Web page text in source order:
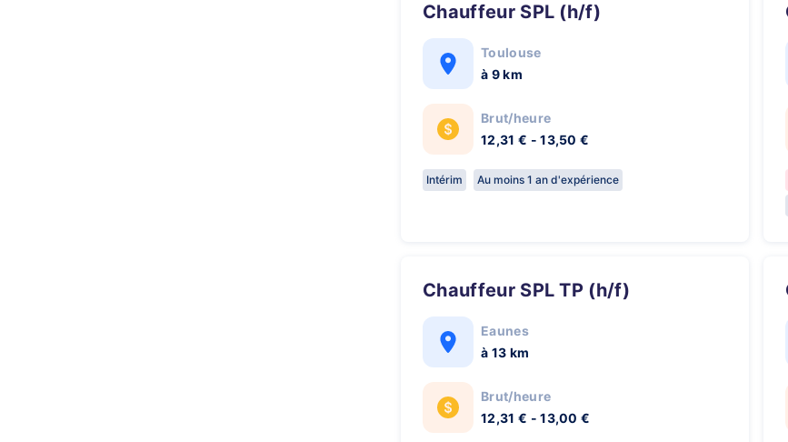
Chauffeur SPL (h/f)
Toulouse
à 9 km
Brut/heure
12,31 € - 13,50 €
Intérim Au moins 1 an d'expérience
Chauffeur SPL TP (h/f)
Eaunes
à 13 km
Brut/heure
12,31 € - 13,00 €